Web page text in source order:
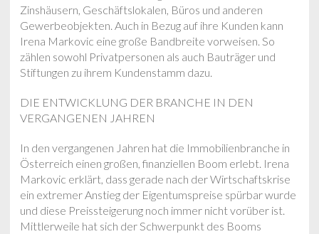
Zinshäusern, Geschäftslokalen, Büros und anderen
Gewerbeobjekten. Auch in Bezug auf ihre Kunden kann
Irena Markovic eine große Bandbreite vorweisen. So
zählen sowohl Privatpersonen als auch Bauträger und
Stiftungen zu ihrem Kundenstamm dazu.
DIE ENTWICKLUNG DER BRANCHE IN DEN
VERGANGENEN JAHREN
In den vergangenen Jahren hat die Immobilienbranche in
Österreich einen großen, finanziellen Boom erlebt. Irena
Markovic erklärt, dass gerade nach der Wirtschaftskrise
ein extremer Anstieg der Eigentumspreise spürbar wurde
und diese Preissteigerung noch immer nicht vorüber ist.
Mittlerweile hat sich der Schwerpunkt des Booms